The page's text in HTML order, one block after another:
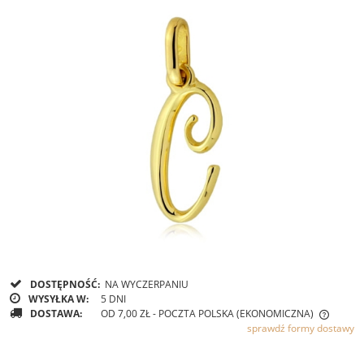
DOSTĘPNOŚĆ: NA WYCZERPANIU
WYSYŁKA W:
5 DNI
DOSTAWA:
OD 7,00 ZŁ- POCZTA POLSKA (EKONOMICZNA)
CENA NIE ZAWIERA EWENTUALNYCH KOSZTÓW PŁATNOŚCI
sprawdź formy dostawy